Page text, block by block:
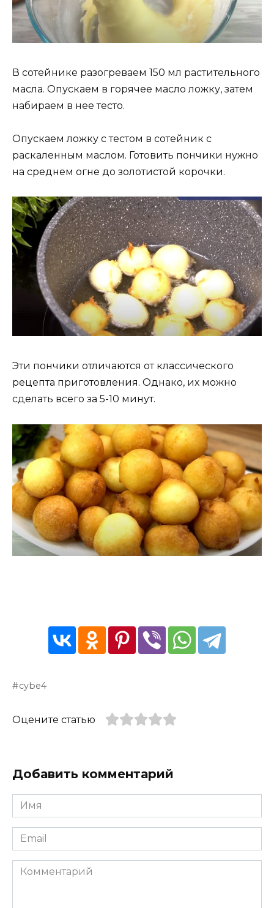
В сотейнике разогреваем 150 мл растительного
масла. Опускаем в горячее масло ложку, затем
набираем в нее тесто.
Опускаем ложку с тестом в сотейник с
раскаленным маслом. Готовить пончики нужно
на среднем огне до золотистой корочки.
Эти пончики отличаются от классического
рецепта приготовления. Однако, их можно
сделать всего за 5-10 минут.
cybe4
Оцените статью
Добавить комментарий
Имя
*
Email
*
Комментарий